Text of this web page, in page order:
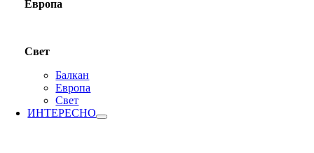
Европа
Свет
Балкан
Европа
Свет
ИНТЕРЕСНО